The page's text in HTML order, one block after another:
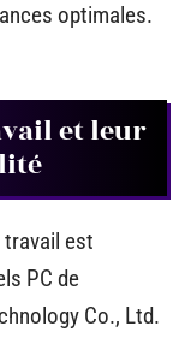
optimales.
et leur
travail est
PC de
Co., Ltd.